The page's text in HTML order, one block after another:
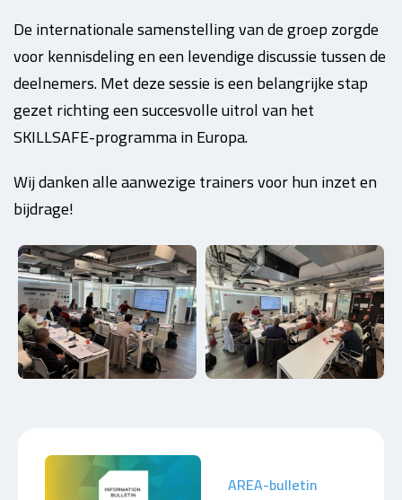
De internationale samenstelling van de groep zorgde
voor kennisdeling en een levendige discussie tussen de
deelnemers. Met deze sessie is een belangrijke stap
gezet richting een succesvolle uitrol van het
SKILLSAFE-programma in Europa.
Wij danken alle aanwezige trainers voor hun inzet en
bijdrage!
AREA-bulletin